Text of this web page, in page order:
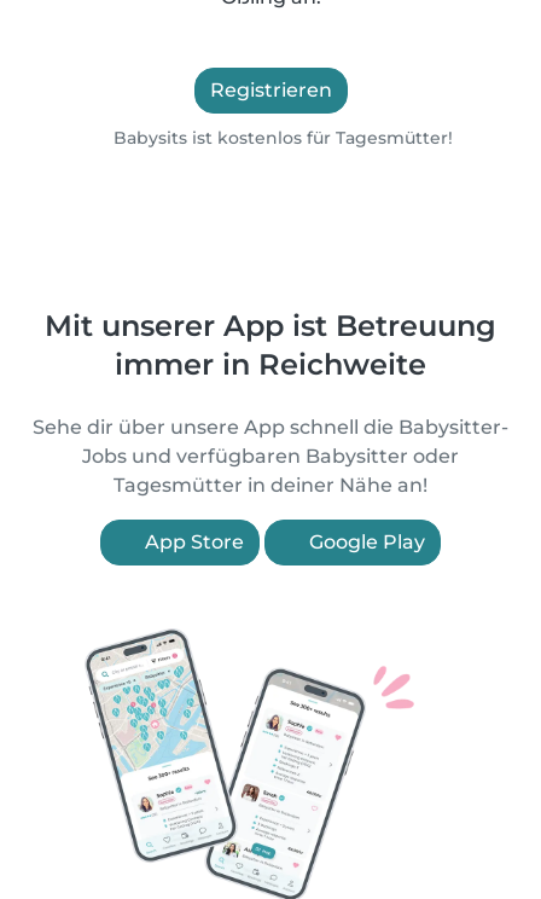
Registrieren
Babysits ist kostenlos für Tagesmütter!
Mit unserer App ist Betreuung
immer in Reichweite
Sehe dir über unsere App schnell die Babysitter-
Jobs und verfügbaren Babysitter oder
Tagesmütter in deiner Nähe an!
App Store Google Play